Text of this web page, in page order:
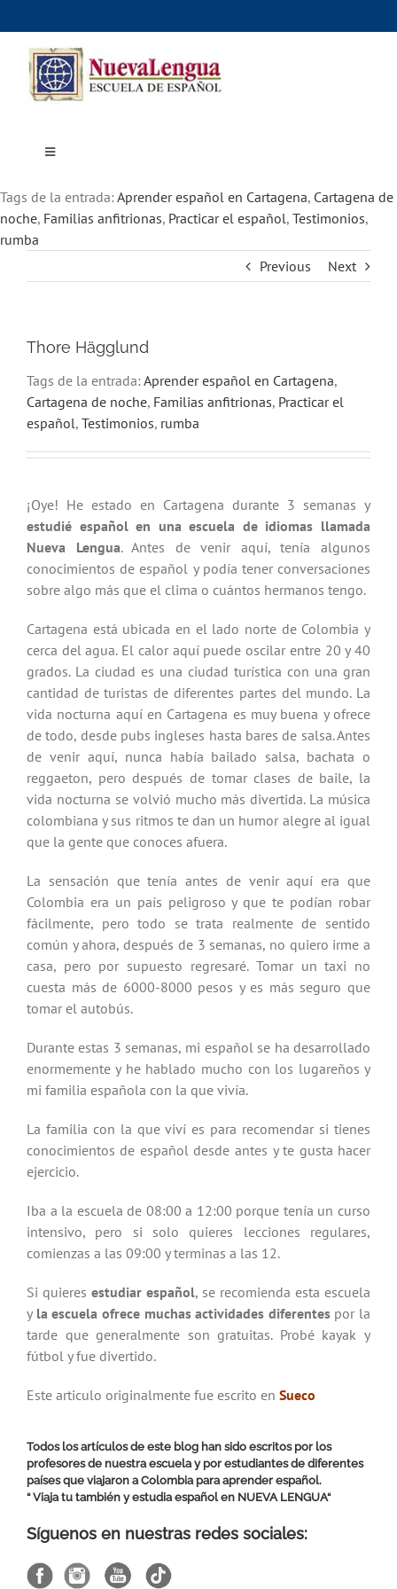
to
content
Toggle
Cursos
Dónde estudiar
Alojamiento
Contáctanos
Tags de la entrada: Aprender español en Cartagena, Cartagena de
noche, Familias anfitrionas, Practicar el español, Testimonios,
rumba
Previous
Next
Thore Hägglund
Tags de la entrada: Aprender español en Cartagena,
Cartagena de noche, Familias anfitrionas, Practicar el
español, Testimonios, rumba
¡Oye! He estado en Cartagena durante 3 semanas y
estudié español en una escuela de idiomas llamada
Nueva Lengua. Antes de venir aquí, tenía algunos
conocimientos de español y podía tener conversaciones
sobre algo más que el clima o cuántos hermanos tengo.
Cartagena está ubicada en el lado norte de Colombia y
cerca del agua. El calor aquí puede oscilar entre 20 y 40
grados. La ciudad es una ciudad turística con una gran
cantidad de turistas de diferentes partes del mundo. La
vida nocturna aquí en Cartagena es muy buena y ofrece
de todo, desde pubs ingleses hasta bares de salsa. Antes
de venir aquí, nunca había bailado salsa, bachata o
reggaeton, pero después de tomar clases de baile, la
vida nocturna se volvió mucho más divertida. La música
colombiana y sus ritmos te dan un humor alegre al igual
que la gente que conoces afuera.
La sensación que tenía antes de venir aquí era que
Colombia era un país peligroso y que te podían robar
fácilmente, pero todo se trata realmente de sentido
común y ahora, después de 3 semanas, no quiero irme a
casa, pero por supuesto regresaré. Tomar un taxi no
cuesta más de 6000-8000 pesos y es más seguro que
tomar el autobús.
Durante estas 3 semanas, mi español se ha desarrollado
enormemente y he hablado mucho con los lugareños y
mi familia española con la que vivía.
La familia con la que viví es para recomendar si tienes
conocimientos de español desde antes y te gusta hacer
ejercicio.
Iba a la escuela de 08:00 a 12:00 porque tenía un curso
intensivo, pero si solo quieres lecciones regulares,
comienzas a las 09:00 y terminas a las 12.
Si quieres estudiar español, se recomienda esta escuela
y la escuela ofrece muchas actividades diferentespor la
tarde que generalmente son gratuitas. Probé kayak y
fútbol y fue divertido.
Este articulo originalmente fue escrito en Sueco
Todos los artículos de este blog han sido escritos por los
profesores de nuestra escuela y por estudiantes de diferentes
países que viajaron a Colombia para aprender español.
“ Viaja tu también y estudia español en NUEVA LENGUA“
Síguenos en nuestras redes sociales: